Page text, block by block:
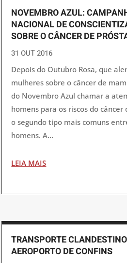
NOVEMBRO AZUL:
NACIONAL DE
SOBRE O CÂNCER DE
31 OUT 2016
Depois do Outubro Rosa, que
mulheres sobre o câncer de
do Novembro Azul chamar a
homens para os riscos do câncer
o segundo tipo mais comuns
homens. A...
LEIA MAIS
TRANSPORTE
AEROPORTO DE CONFINS